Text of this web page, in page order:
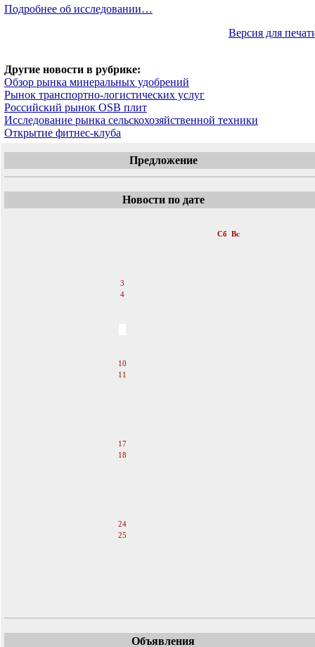
Подробнее об исследовании…
Версия для
Другие новости в рубрике:
Обзор рынка минеральных удобрений
Рынок транспортно-логистических услуг
Российский рынок OSB плит
Исследование рынка сельскохозяйственной техники
Открытие фитнес-клуба
Предложение
Новости по дате
Сб Вс
3
4
10
11
17
18
24
25
Объявления